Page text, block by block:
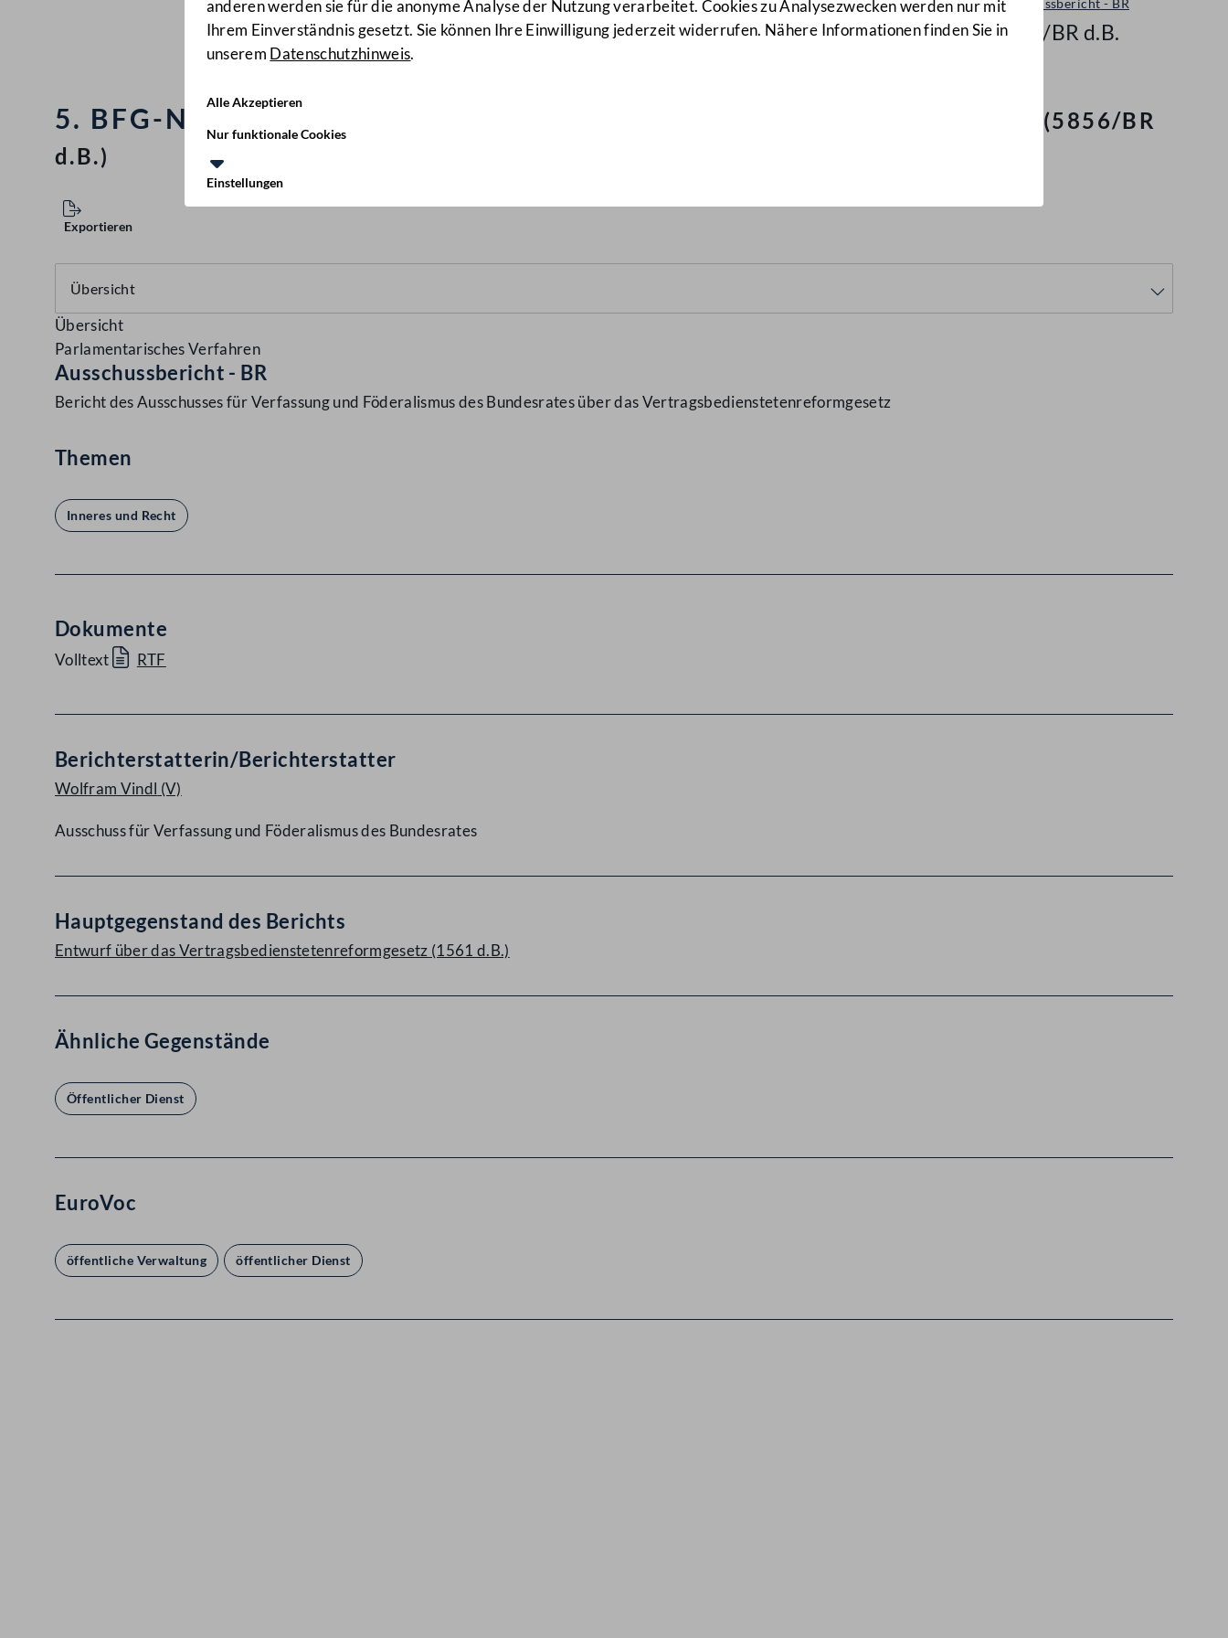
anderen werden sie für die anonyme Analyse der Nutzung verarbeitet. Cookies zu Analysezwecken werden nur mit
Ihrem Einverständnis gesetzt. Sie können Ihre Einwilligung jederzeit widerrufen. Nähere Informationen finden Sie in
unserem Datenschutzhinweis.
Alle Akzeptieren
Nur funktionale Cookies
Einstellungen
Ausschussbericht - BR
5856/BR d.B.
5. BFG-Novelle 1999), (Vertragsbedienstetenreformgesetz - VBRG
(5856/BR
d.B.)
Exportieren
Übersicht
Parlamentarisches Verfahren
Ausschussbericht - BR
Bericht des Ausschusses für Verfassung und Föderalismus des Bundesrates über das Vertragsbedienstetenreformgesetz
Themen
Inneres und Recht
Dokumente
Volltext RTF
Berichterstatterin/Berichterstatter
Wolfram Vindl (V)
Ausschuss für Verfassung und Föderalismus des Bundesrates
Hauptgegenstand des Berichts
Entwurf über das Vertragsbedienstetenreformgesetz (1561 d.B.)
Ähnliche Gegenstände
Öffentlicher Dienst
EuroVoc
öffentliche Verwaltung öffentlicher Dienst